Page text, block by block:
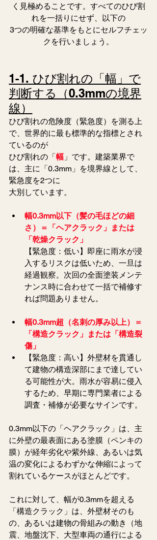
く見極めることです。すべてのひび割
れを一括りにせず、以下の
3つの明確な基準をもとにセルフチェッ
クを行いましょう。
1-1. ひび割れの「幅」で
判断する（0.3mmの境界
線）
ひび割れの危険度（緊急度）を測る上
で、世界的に最も標準的な指標とされ
ているのが
ひび割れの「幅 」です。建築業界で
は、主に「0.3mm」を境界線として、
緊急度を2つに
大別しています。
幅0.3mm以下（髪の毛ほどの細
さ）＝「ヘアクラック」または
「乾燥クラック」
【緊急度：低い】即座に雨水が浸
入するリスクは低いため、一旦は
経過観察。次回の全面塗装メンテ
ナンス時に合わせて一括で補修す
れば問題ありません。
幅0.3mm超（名刺の厚み以上）＝
「構造クラック」または「構造裂
傷」
【緊急度：高い】外壁材を貫通し
て建物の構造深部にまで達してい
る可能性が大。雨水が容易に侵入
するため、早期に専門業者による
調査・補修が必要なサインです。
0.3mm以下の「ヘアクラック」は、主
に外壁の最表面にある塗膜（ペンキの
膜）が経年劣化や紫外線、あるいは気
温の変化によるわずかな伸縮によって
割れているケースがほとんどです。
これに対して、幅が0.3mmを超える
「構造クラック」は、外壁材そのも
の、あるいは建物の骨組みの動き（地
震、地盤沈下、大型車両の通行による